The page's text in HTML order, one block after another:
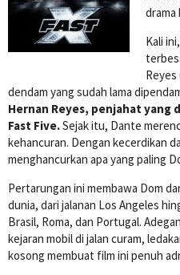
drama
Kali
dendam yang sudah lama
Hernan Reyes, penjahat yang
Fast Five.Sejak itu, Dante
kehancuran. Dengan kecerdikan
menghancurkan apa yang paling
Pertarungan ini membawa Dom
dunia, dari jalanan Los Angeles
Brasil, Roma, dan Portugal.
kejaran mobil di jalan curam,
kosong membuat film ini penuh